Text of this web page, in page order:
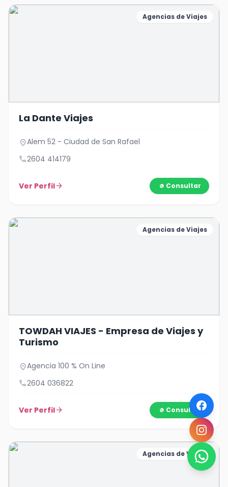
Agencias de Viajes
La Dante Viajes
location_onAlem 52 - Ciudad de San Rafael
call2604 414179
Ver Perfilarrow_forward Consultar
Agencias de Viajes
TOWDAH VIAJES - Empresa de Viajes y
Turismo
location_onAgencia 100 % On Line
call2604 036822
Ver Perfilarrow_forward Consultar
Agencias de Viajes